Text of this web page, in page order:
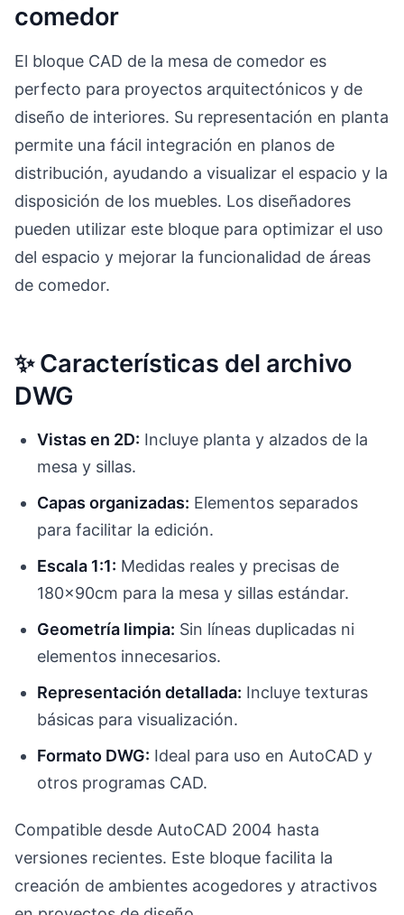
comedor
El bloque CAD de la mesa de comedor es
perfecto para proyectos arquitectónicos y de
diseño de interiores. Su representación en planta
permite una fácil integración en planos de
distribución, ayudando a visualizar el espacio y la
disposición de los muebles. Los diseñadores
pueden utilizar este bloque para optimizar el uso
del espacio y mejorar la funcionalidad de áreas
de comedor.
✨ Características del archivo
DWG
Vistas en 2D: Incluye planta y alzados de la
mesa y sillas.
Capas organizadas: Elementos separados
para facilitar la edición.
Escala 1:1: Medidas reales y precisas de
180x90cm para la mesa y sillas estándar.
Geometría limpia: Sin líneas duplicadas ni
elementos innecesarios.
Representación detallada: Incluye texturas
básicas para visualización.
Formato DWG: Ideal para uso en AutoCAD y
otros programas CAD.
Compatible desde AutoCAD 2004 hasta
versiones recientes. Este bloque facilita la
creación de ambientes acogedores y atractivos